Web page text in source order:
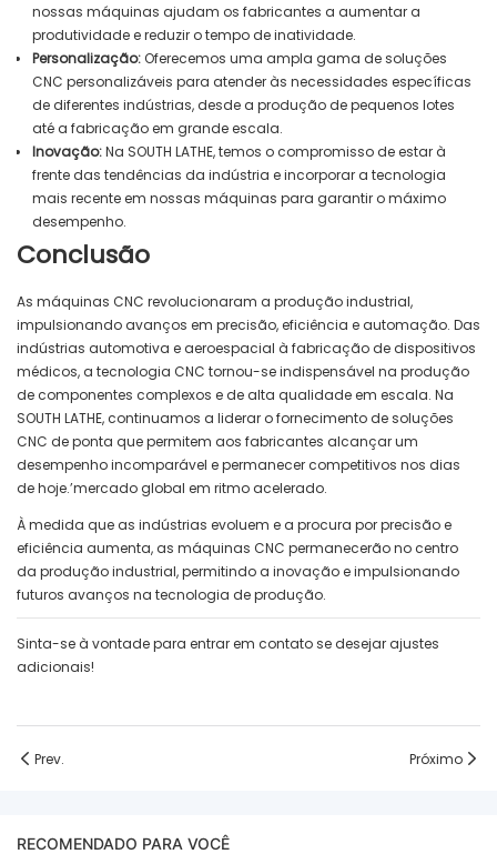
nossas máquinas ajudam os fabricantes a aumentar a
produtividade e reduzir o tempo de inatividade.
Personalização:Oferecemos uma ampla gama de soluções
CNC personalizáveis ​​para atender às necessidades específicas
de diferentes indústrias, desde a produção de pequenos lotes
até a fabricação em grande escala.
Inovação:Na SOUTH LATHE, temos o compromisso de estar à
frente das tendências da indústria e incorporar a tecnologia
mais recente em nossas máquinas para garantir o máximo
desempenho.
Conclusão
As máquinas CNC revolucionaram a produção industrial,
impulsionando avanços em precisão, eficiência e automação. Das
indústrias automotiva e aeroespacial à fabricação de dispositivos
médicos, a tecnologia CNC tornou-se indispensável na produção
de componentes complexos e de alta qualidade em escala. Na
SOUTH LATHE, continuamos a liderar o fornecimento de soluções
CNC de ponta que permitem aos fabricantes alcançar um
desempenho incomparável e permanecer competitivos nos dias
de hoje.’mercado global em ritmo acelerado.
À medida que as indústrias evoluem e a procura por precisão e
eficiência aumenta, as máquinas CNC permanecerão no centro
da produção industrial, permitindo a inovação e impulsionando
futuros avanços na tecnologia de produção.
Sinta-se à vontade para entrar em contato se desejar ajustes
adicionais!
Prev. Próximo
RECOMENDADO PARA VOCÊ